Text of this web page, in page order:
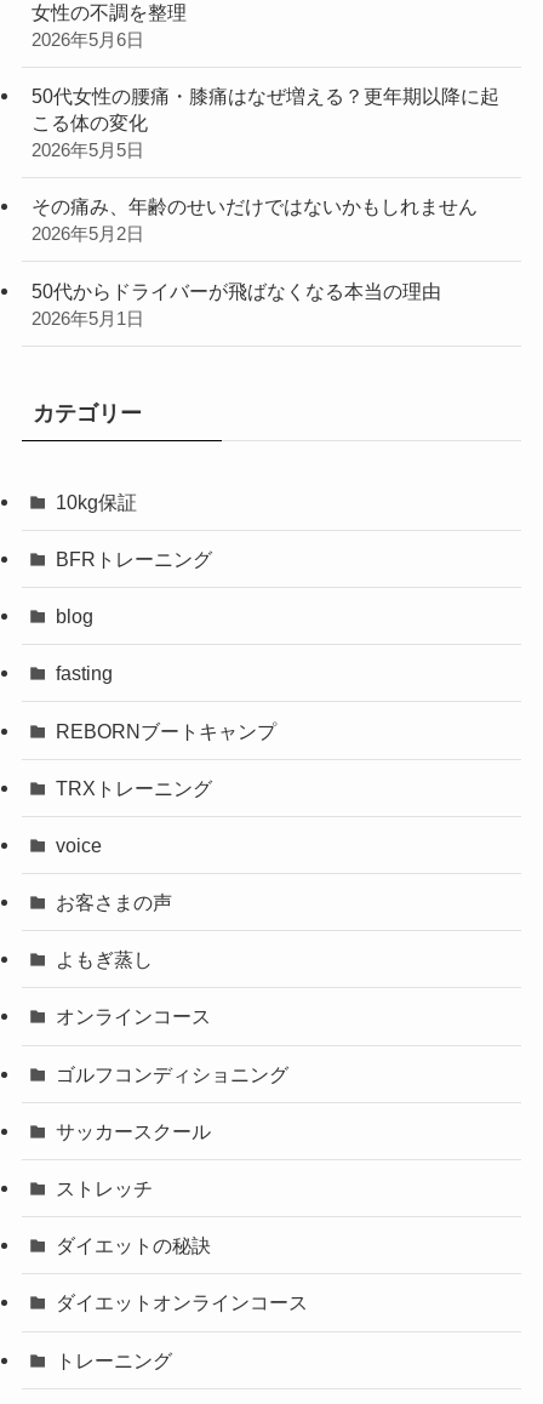
女性の不調を整理
2026年5月6日
50代女性の腰痛・膝痛はなぜ増える？更年期以降に起
こる体の変化
2026年5月5日
その痛み、年齢のせいだけではないかもしれません
2026年5月2日
50代からドライバーが飛ばなくなる本当の理由
2026年5月1日
カテゴリー
10kg保証
BFRトレーニング
blog
fasting
REBORNブートキャンプ
TRXトレーニング
voice
お客さまの声
よもぎ蒸し
オンラインコース
ゴルフコンディショニング
サッカースクール
ストレッチ
ダイエットの秘訣
ダイエットオンラインコース
トレーニング